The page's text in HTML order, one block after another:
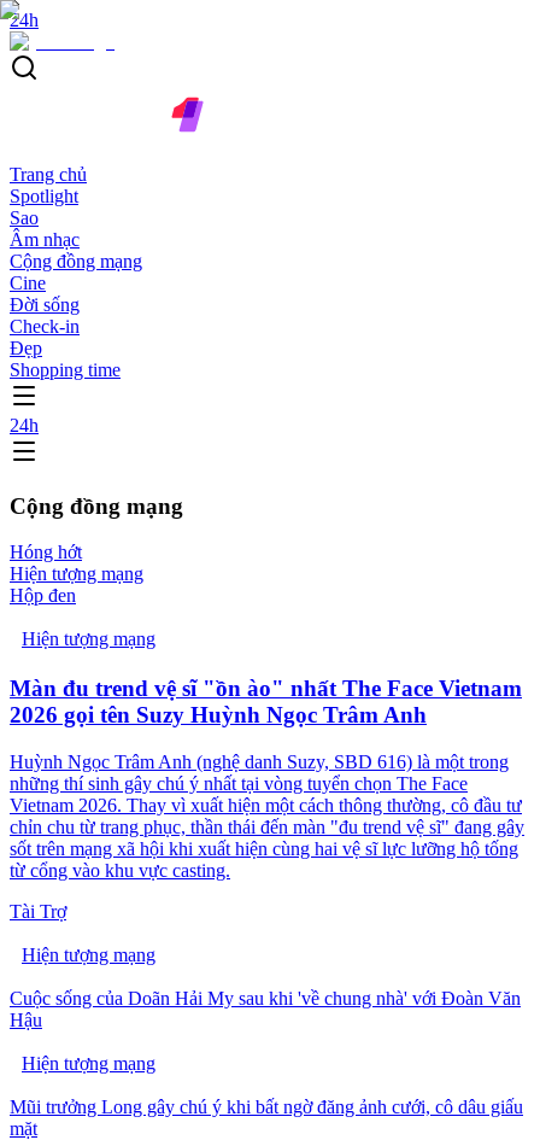
24h
Trang chủ
Spotlight
Sao
Âm nhạc
Cộng đồng mạng
Cine
Đời sống
Check-in
Đẹp
Shopping time
24h
Cộng đồng mạng
Hóng hớt
Hiện tượng mạng
Hộp đen
Hiện tượng mạng
Màn đu trend vệ sĩ "ồn ào" nhất The Face Vietnam
2026 gọi tên Suzy Huỳnh Ngọc Trâm Anh
Huỳnh Ngọc Trâm Anh (nghệ danh Suzy, SBD 616) là một trong
những thí sinh gây chú ý nhất tại vòng tuyển chọn The Face
Vietnam 2026. Thay vì xuất hiện một cách thông thường, cô đầu tư
chỉn chu từ trang phục, thần thái đến màn "đu trend vệ sĩ" đang gây
sốt trên mạng xã hội khi xuất hiện cùng hai vệ sĩ lực lưỡng hộ tống
từ cổng vào khu vực casting.
Tài Trợ
Hiện tượng mạng
Cuộc sống của Doãn Hải My sau khi 'về chung nhà' với Đoàn Văn
Hậu
Hiện tượng mạng
Mũi trưởng Long gây chú ý khi bất ngờ đăng ảnh cưới, cô dâu giấu
mặt